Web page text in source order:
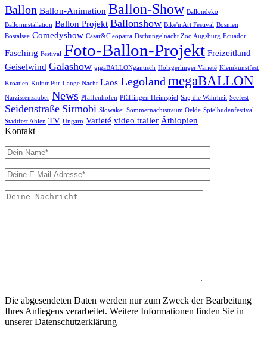
Ballon Ballon-Animation Ballon-Show Ballondeko
Balloninstallation Ballon Projekt Ballonshow Bike'n Art Festival Bosnien
Bostalsee Comedyshow Cäsar&Cleopatra Dschungelnacht Zoo Augsburg Ecuador
Fasching Festival Foto-Ballon-Projekt Freizeitland
Geiselwind Galashow gigaBALLONgantisch Holzgerlinger Varieté Kleinkunstfest
Kroatien Kultur Pur Lange Nacht Laos Legoland megaBALLON
Narzissenzauber News Pfaffenhofen Pfäffingen Heimspiel Sag die Wahrheit Seefest
Seidenstraße Sirmobi Slowakei Sommernachtstraum Oelde Spielbudenfestival
Stadtfest Ahlen TV Ungarn Varieté video trailer Äthiopien
Kontakt
Die abgesendeten Daten werden nur zum Zweck der Bearbeitung
Ihres Anliegens verarbeitet. Weitere Informationen finden Sie in
unserer Datenschutzerklärung